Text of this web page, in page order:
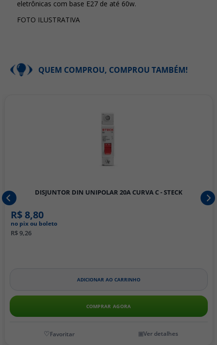
eletrônicas com base E27 de até 60w.
FOTO ILUSTRATIVA
QUEM COMPROU, COMPROU TAMBÉM!
DISJUNTOR DIN UNIPOLAR 20A CURVA C - STECK
R$ 8,80
no pix ou boleto
R$ 9,26
ADICIONAR AO CARRINHO
COMPRAR AGORA
Ver detalhes